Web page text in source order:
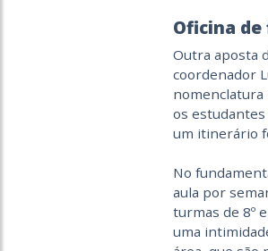
Oficina
Outra aposta
coordenador
nomenclatura
os estudantes
um itinerário
No
aula por
turmas de 8º
uma